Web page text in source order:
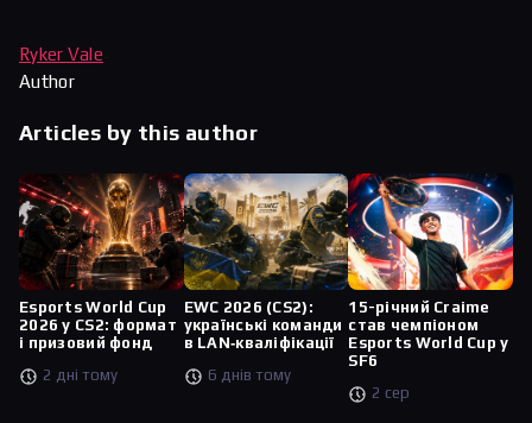
Ryker Vale
Author
Articles by this author
Esports World Cup
2026 у CS2: формат
і призовий фонд
2 дні тому
EWC 2026 (CS2):
українські команди
в LAN‑кваліфікації
6 днів тому
15-річний Craime
став чемпіоном
Esports World Cup у
SF6
2 сер